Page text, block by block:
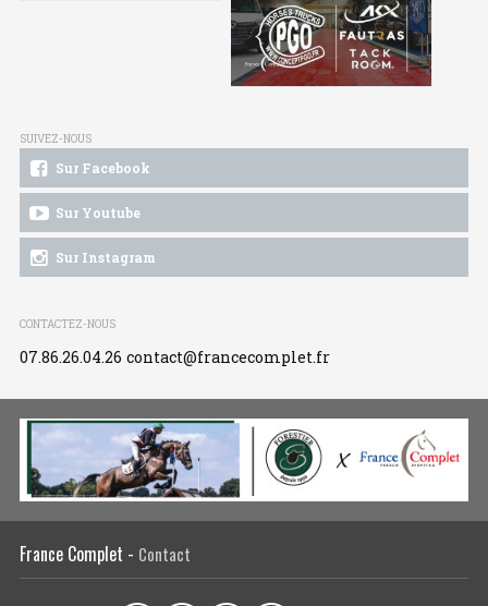
SUIVEZ-NOUS
Sur Facebook
Sur Youtube
Sur Instagram
CONTACTEZ-NOUS
07.86.26.04.26 contact@francecomplet.fr
France Complet - Contact